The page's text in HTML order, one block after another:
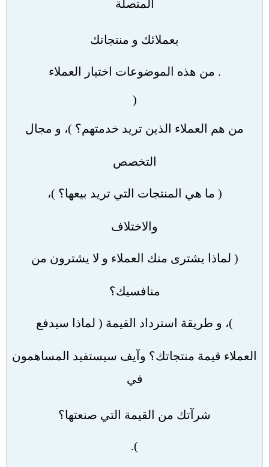
المتصلة
بعملائك و منتجاتك
. من هذه الموضوعات اختيار العملاء
(
من هم العملاء الذين تريد خدمتهم؟ )، و مجال
التخصص
( ما هي المنتجات التي تريد بيعها؟ )،
والاختلاف
( لماذا يشترى منك العملاء و لا يشترون من
منافسيك؟
)، و طريقة استرداد القيمة ( لماذا سيدفع
العملاء قيمة منتجاتك؟ وآيف سيستفيد المساهمون
في
شرآتك من القيمة التي صنعتها؟
).